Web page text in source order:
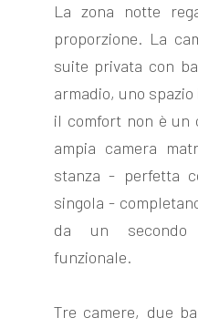
La zona notte
proporzione. La
suite privata con
armadio, uno
il comfort non è un
ampia camera
stanza - perfetta
singola -
da un secondo
funzionale.
Tre camere, due